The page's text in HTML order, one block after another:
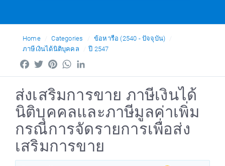
Ask a Question
Home Categories
ข้อหารือ (2540 - ปัจจุบัน)
ภาษีเงินได้นิติบุคคล
ปี 2547
FacebookTwitterPinterestWhatsApp
ส่งเสริมการขาย ภาษีเงินได้
นิติบุคคลและภาษีมูลค่าเพิ่ม
กรณีการจัดรายการเพื่อส่ง
เสริมการขาย